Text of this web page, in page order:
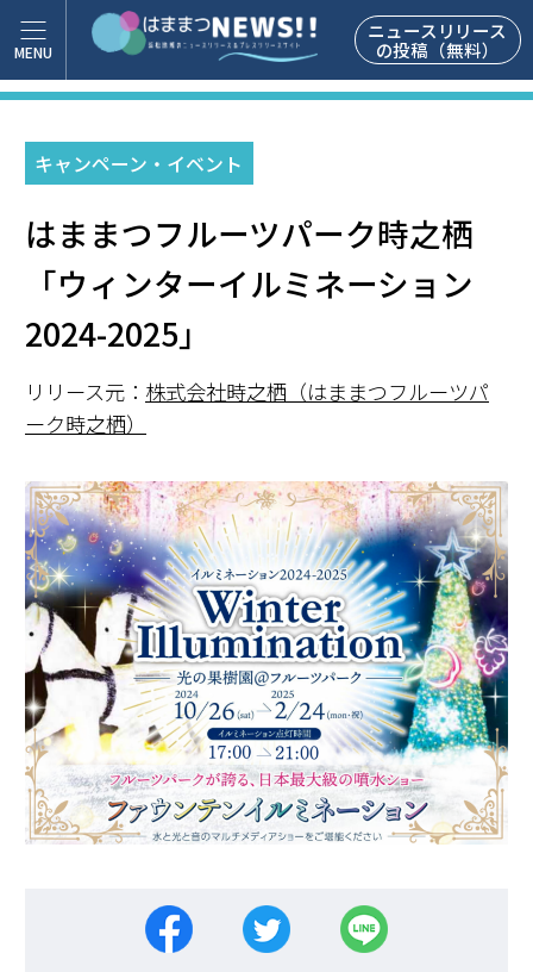
ニュースリリース
の投稿（無料）
キャンペーン・イベント
はままつフルーツパーク時之栖
「ウィンターイルミネーション
2024-2025」
リリース元： 株式会社時之栖（はままつフルーツパ
ーク時之栖）